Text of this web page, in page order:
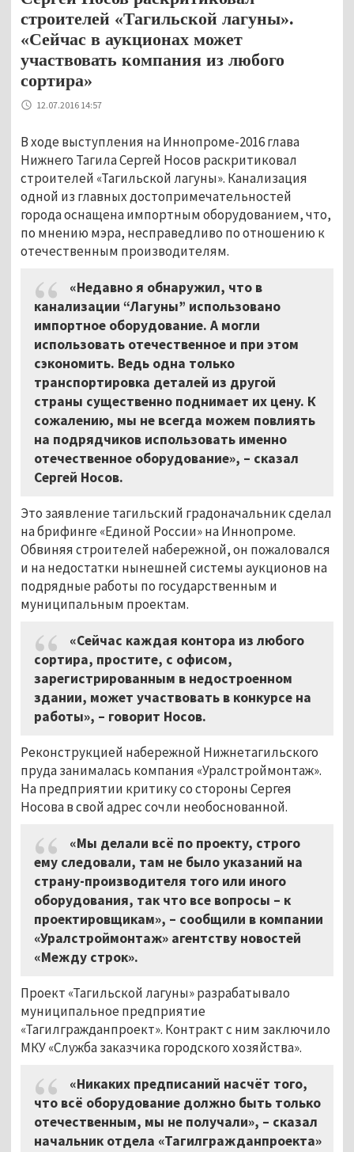
строителей «Тагильской лагуны».
«Сейчас в аукционах может
участвовать компания из любого
сортира»
12.07.2016 14:57
В ходе выступления на Иннопроме-2016 глава
Нижнего Тагила Сергей Носов раскритиковал
строителей «Тагильской лагуны». Канализация
одной из главных достопримечательностей
города оснащена импортным оборудованием, что,
по мнению мэра, несправедливо по отношению к
отечественным производителям.
«Недавно я обнаружил, что в
канализации “Лагуны” использовано
импортное оборудование. А могли
использовать отечественное и при этом
сэкономить. Ведь одна только
транспортировка деталей из другой
страны существенно поднимает их цену. К
сожалению, мы не всегда можем повлиять
на подрядчиков использовать именно
отечественное оборудование», – сказал
Сергей Носов.
Это заявление тагильский градоначальник сделал
на брифинге «Единой России» на Иннопроме.
Обвиняя строителей набережной, он пожаловался
и на недостатки нынешней системы аукционов на
подрядные работы по государственным и
муниципальным проектам.
«Сейчас каждая контора из любого
сортира, простите, с офисом,
зарегистрированным в недостроенном
здании, может участвовать в конкурсе на
работы», – говорит Носов.
Реконструкцией набережной Нижнетагильского
пруда занималась компания «Уралстроймонтаж».
На предприятии критику со стороны Сергея
Носова в свой адрес сочли необоснованной.
«Мы делали всё по проекту, строго
ему следовали, там не было указаний на
страну-производителя того или иного
оборудования, так что все вопросы – к
проектировщикам», – сообщили в компании
«Уралстроймонтаж» агентству новостей
«Между строк».
Проект «Тагильской лагуны» разрабатывало
муниципальное предприятие
«Тагилгражданпроект». Контракт с ним заключило
МКУ «Служба заказчика городского хозяйства».
«Никаких предписаний насчёт того,
что всё оборудование должно быть только
отечественным, мы не получали», – сказал
начальник отдела «Тагилгражданпроекта»